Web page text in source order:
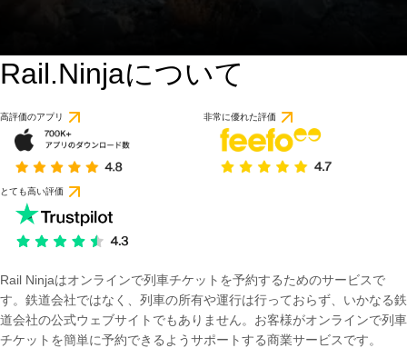
Rail.Ninjaについて
高評価のアプリ 非常に優れた評価
とても高い評価
Rail Ninjaはオンラインで列車チケットを予約するためのサービスで
す。鉄道会社ではなく、列車の所有や運行は行っておらず、いかなる鉄
道会社の公式ウェブサイトでもありません。お客様がオンラインで列車
チケットを簡単に予約できるようサポートする商業サービスです。